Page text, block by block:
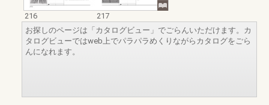
216
217
お探しのページは「カタログビュー」でごらんいただけます。カ
タログビューではweb上でパラパラめくりながらカタログをごら
んになれます。